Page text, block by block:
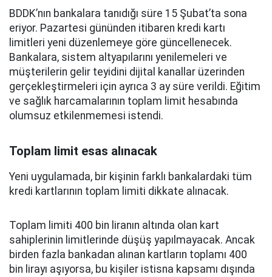
BDDK’nın bankalara tanıdığı süre 15 Şubat’ta sona
eriyor. Pazartesi gününden itibaren kredi kartı
limitleri yeni düzenlemeye göre güncellenecek.
Bankalara, sistem altyapılarını yenilemeleri ve
müşterilerin gelir teyidini dijital kanallar üzerinden
gerçekleştirmeleri için ayrıca 3 ay süre verildi. Eğitim
ve sağlık harcamalarının toplam limit hesabında
olumsuz etkilenmemesi istendi.
Toplam limit esas alınacak
Yeni uygulamada, bir kişinin farklı bankalardaki tüm
kredi kartlarının toplam limiti dikkate alınacak.
Toplam limiti 400 bin liranın altında olan kart
sahiplerinin limitlerinde düşüş yapılmayacak. Ancak
birden fazla bankadan alınan kartların toplamı 400
bin lirayı aşıyorsa, bu kişiler istisna kapsamı dışında